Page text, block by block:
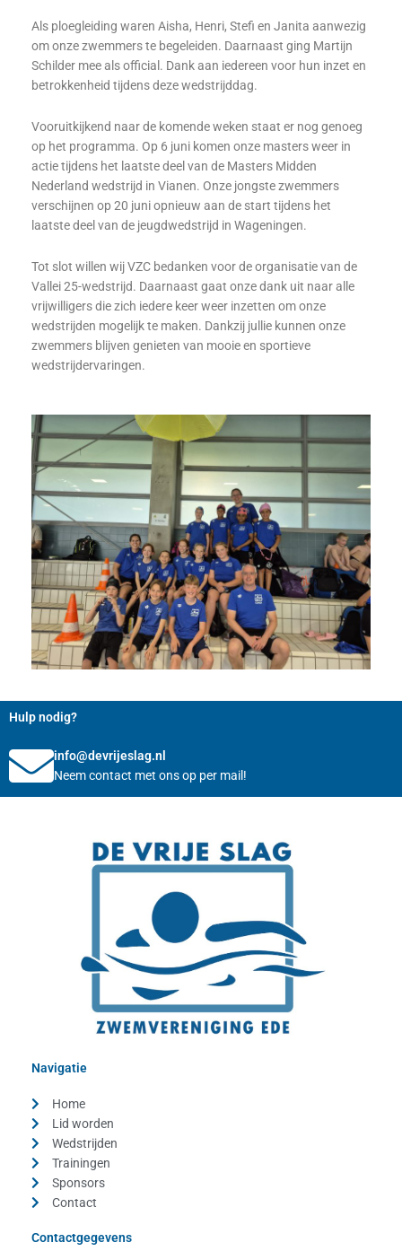
Als ploegleiding waren Aisha, Henri, Stefi en Janita aanwezig
om onze zwemmers te begeleiden. Daarnaast ging Martijn
Schilder mee als official. Dank aan iedereen voor hun inzet en
betrokkenheid tijdens deze wedstrijddag.
Vooruitkijkend naar de komende weken staat er nog genoeg
op het programma. Op 6 juni komen onze masters weer in
actie tijdens het laatste deel van de Masters Midden
Nederland wedstrijd in Vianen. Onze jongste zwemmers
verschijnen op 20 juni opnieuw aan de start tijdens het
laatste deel van de jeugdwedstrijd in Wageningen.
Tot slot willen wij VZC bedanken voor de organisatie van de
Vallei 25-wedstrijd. Daarnaast gaat onze dank uit naar alle
vrijwilligers die zich iedere keer weer inzetten om onze
wedstrijden mogelijk te maken. Dankzij jullie kunnen onze
zwemmers blijven genieten van mooie en sportieve
wedstrijdervaringen.
Hulp nodig?
info@devrijeslag.nl
Neem contact met ons op per mail!
Navigatie
Home
Lid worden
Wedstrijden
Trainingen
Sponsors
Contact
Contactgegevens